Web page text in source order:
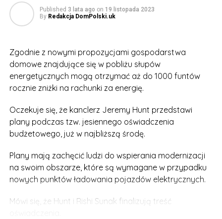
Published 3 lata ago on 19 listopada 2023
By Redakcja DomPolski.uk
Zgodnie z nowymi propozycjami gospodarstwa
domowe znajdujące się w pobliżu słupów
energetycznych mogą otrzymać aż do 1000 funtów
rocznie zniżki na rachunki za energię.
Oczekuje się, że kanclerz Jeremy Hunt przedstawi
plany podczas tzw. jesiennego oświadczenia
budżetowego, już w najbliższą środę.
Plany mają zachęcić ludzi do wspierania modernizacji
na swoim obszarze, które są wymagane w przypadku
nowych punktów ładowania pojazdów elektrycznych.
Mówi się, że Hunt i Rishi Sunak finalizują treść